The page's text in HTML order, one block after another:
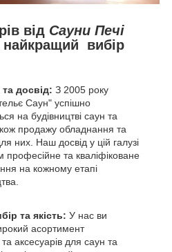
від Сауни Печі
вибір
досвід: З 2005 року
Саун" успішно
на будівництві саун та
продажу обладнання та
них. Наш досвід у цій галузі
професійне та кваліфіковане
на кожному етапі
та якість: У нас ви
асортимент
аксесуарів для саун та